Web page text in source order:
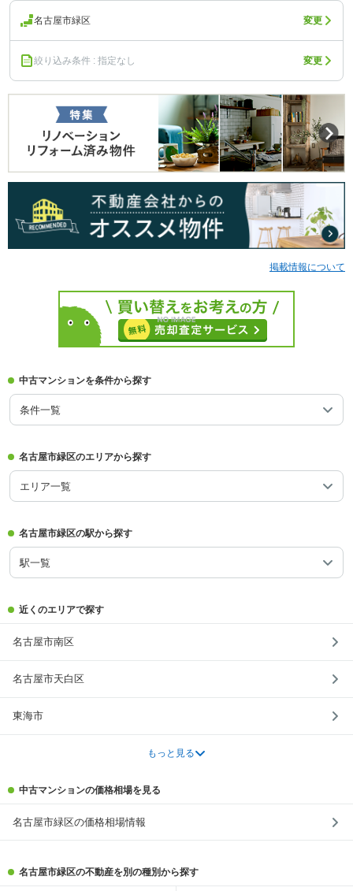
名古屋市緑区 変更
絞り込み条件 : 指定なし 変更
掲載情報について
中古マンションを条件から探す
条件一覧
名古屋市緑区のエリアから探す
エリア一覧
名古屋市緑区の駅から探す
駅一覧
近くのエリアで探す
名古屋市南区
名古屋市天白区
東海市
もっと見る
中古マンションの価格相場を見る
名古屋市緑区の価格相場情報
名古屋市緑区の不動産を別の種別から探す